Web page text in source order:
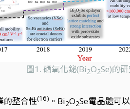
圖1. 硒氧化鉍(Bi2O2Se)的
的整合性(16) 。Bi2O2Se電晶體可